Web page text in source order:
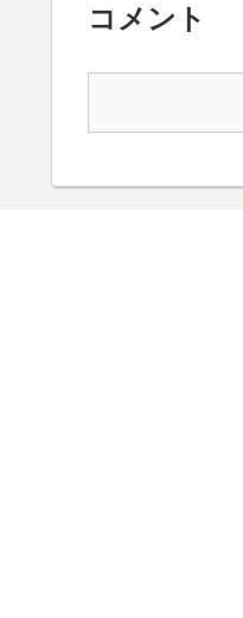
コメント